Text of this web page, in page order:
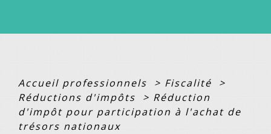
Accueil professionnels > Fiscalité
>
Réductions d'impôts
> Réduction
d'impôt pour participation à l'achat de
trésors nationaux